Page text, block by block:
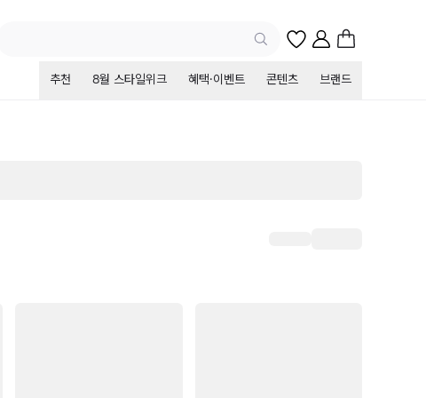
추천 8월 스타일위크 혜택·이벤트 콘텐츠 브랜드